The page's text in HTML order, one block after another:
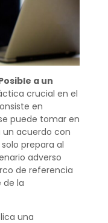
a un
crucial en el
en
puede tomar en
un acuerdo con
prepara al
adverso
de referencia
de la
una